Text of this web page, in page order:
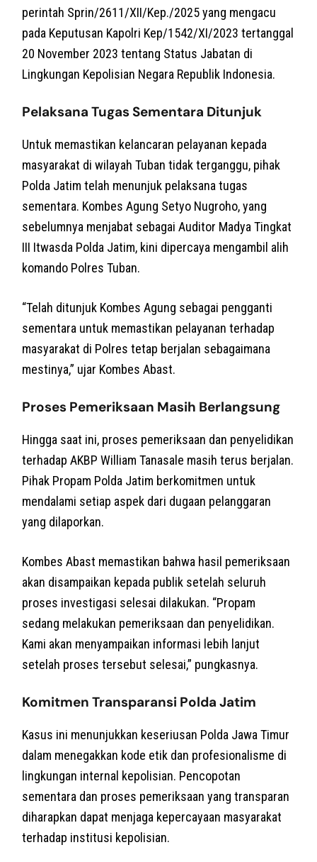
perintah Sprin/2611/XII/Kep./2025 yang mengacu
pada Keputusan Kapolri Kep/1542/XI/2023 tertanggal
20 November 2023 tentang Status Jabatan di
Lingkungan Kepolisian Negara Republik Indonesia.
Pelaksana Tugas Sementara Ditunjuk
Untuk memastikan kelancaran pelayanan kepada
masyarakat di wilayah Tuban tidak terganggu, pihak
Polda Jatim telah menunjuk pelaksana tugas
sementara. Kombes Agung Setyo Nugroho, yang
sebelumnya menjabat sebagai Auditor Madya Tingkat
III Itwasda Polda Jatim, kini dipercaya mengambil alih
komando Polres Tuban.
“Telah ditunjuk Kombes Agung sebagai pengganti
sementara untuk memastikan pelayanan terhadap
masyarakat di Polres tetap berjalan sebagaimana
mestinya,” ujar Kombes Abast.
Proses Pemeriksaan Masih Berlangsung
Hingga saat ini, proses pemeriksaan dan penyelidikan
terhadap AKBP William Tanasale masih terus berjalan.
Pihak Propam Polda Jatim berkomitmen untuk
mendalami setiap aspek dari dugaan pelanggaran
yang dilaporkan.
Kombes Abast memastikan bahwa hasil pemeriksaan
akan disampaikan kepada publik setelah seluruh
proses investigasi selesai dilakukan. “Propam
sedang melakukan pemeriksaan dan penyelidikan.
Kami akan menyampaikan informasi lebih lanjut
setelah proses tersebut selesai,” pungkasnya.
Komitmen Transparansi Polda Jatim
Kasus ini menunjukkan keseriusan Polda Jawa Timur
dalam menegakkan kode etik dan profesionalisme di
lingkungan internal kepolisian. Pencopotan
sementara dan proses pemeriksaan yang transparan
diharapkan dapat menjaga kepercayaan masyarakat
terhadap institusi kepolisian.